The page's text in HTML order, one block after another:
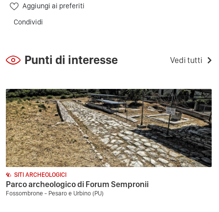
Aggiungi ai preferiti
Condividi
Punti di interesse Vedi tutti
SITI ARCHEOLOGICI
Parco archeologico di Forum Sempronii
Fossombrone - Pesaro e Urbino (PU)